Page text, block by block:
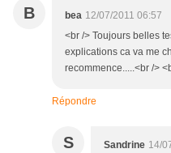
B bea 12/07/2011 06:57
<br /> Toujours belles
explications ca va me
recommence.....<br />
Répondre
S Sandrine 14/